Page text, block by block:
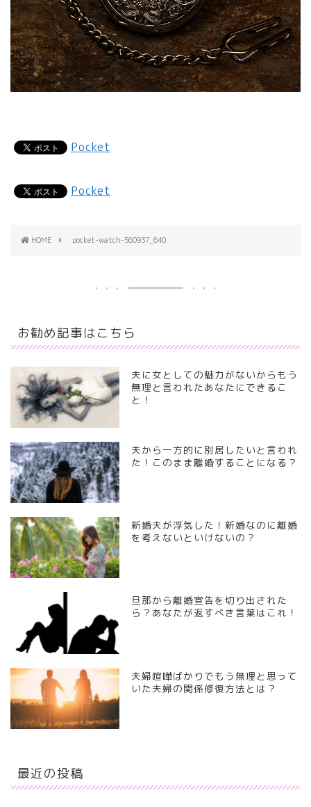
Pocket
Pocket
HOME pocket-watch-560937_640
お勧め記事はこちら
夫に女としての魅力がないからもう
無理と言われたあなたにできるこ
と！
夫から一方的に別居したいと言われ
た！このまま離婚することになる？
新婚夫が浮気した！新婚なのに離婚
を考えないといけないの？
旦那から離婚宣告を切り出された
ら？あなたが返すべき言葉はこれ！
夫婦喧嘩ばかりでもう無理と思って
いた夫婦の関係修復方法とは？
最近の投稿